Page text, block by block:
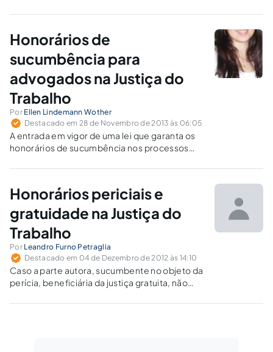
no que tange ao assunto abordado
Honorários de
sucumbência para
advogados na Justiça do
Trabalho
Por Ellen Lindemann Wother
Destacado em 28 de Novembro de 2013 às 06:05
A entrada em vigor de uma lei que garanta os
honorários de sucumbência nos processos
perpetrada contra os advogados trabalhistas,
honorários de sucumbência pela maioria dos
Juízes do Trabalho.
Honorários periciais e
gratuidade na Justiça do
Trabalho
Por Leandro Furno Petraglia
Destacado em 04 de Dezembro de 2012 às 14:10
Caso a parte autora, sucumbente no objeto da
perícia, beneficiária da justiça gratuita, não
judicial, a obrigação de arcar com os